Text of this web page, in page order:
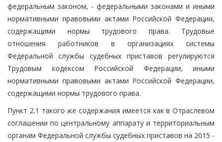
федеральным законом, - федеральными законами и иными
нормативными правовыми актами Российской Федерации,
содержащими нормы трудового права. Трудовые
отношения работников в организациях системы
Федеральной службы судебных приставов регулируются
Трудовым кодексом Российской Федерации, иными
нормативными правовыми актами Российской Федерации,
содержащими нормы трудового права.
Пункт 2.1 такого же содержания имеется как в Отраслевом
соглашении по центральному аппарату и территориальным
органам Федеральной службы судебных приставов на 2015 -